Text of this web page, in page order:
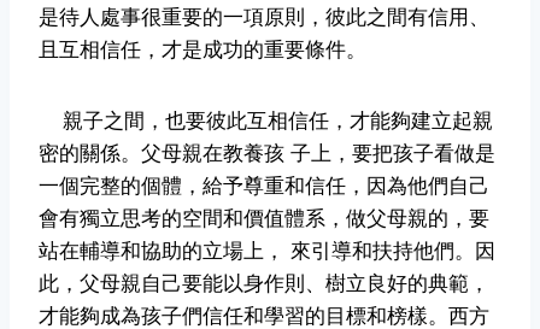
是待人處事很重要的一項原則，彼此之間有信用、
且互相信任，才是成功的重要條件。
親子之間，也要彼此互相信任，才能夠建立起親
密的關係。父母親在教養孩 子上，要把孩子看做是
一個完整的個體，給予尊重和信任，因為他們自己
會有獨立思考的空間和價值體系，做父母親的，要
站在輔導和協助的立場上，
來引導和扶持他們。因
此，父母親自己要能以身作則、樹立良好的典範，
才能夠成為孩子們信任和學習的目標和榜樣。西方